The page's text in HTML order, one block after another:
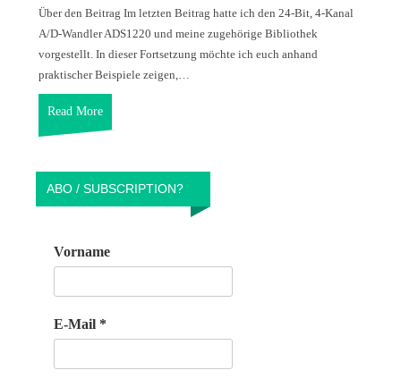
Über den Beitrag Im letzten Beitrag hatte ich den 24-Bit, 4-Kanal
A/D-Wandler ADS1220 und meine zugehörige Bibliothek
vorgestellt. In dieser Fortsetzung möchte ich euch anhand
praktischer Beispiele zeigen,…
Read More
ABO / SUBSCRIPTION?
Vorname
E-Mail *